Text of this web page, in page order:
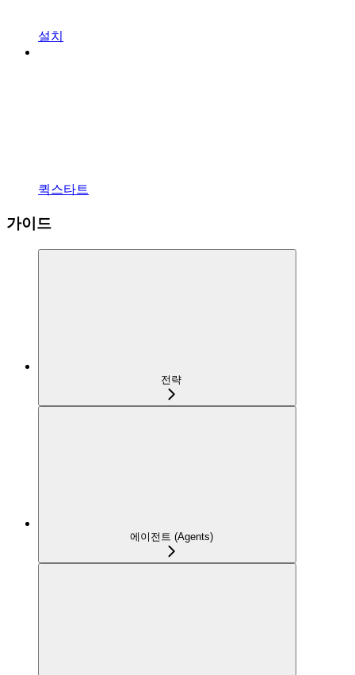
설치
퀵스타트
가이드
전략
에이전트 (Agents)